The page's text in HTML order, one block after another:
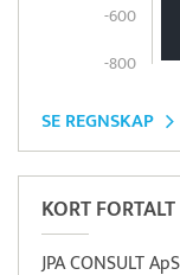
-600
-800
SE REGNSKAP
KORT FORTALT
JPA CONSULT